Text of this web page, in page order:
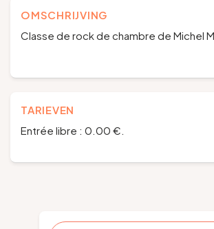
OMSCHRIJVING
Classe de rock de chambre de Michel
TARIEVEN
Entrée libre : 0.00 €.